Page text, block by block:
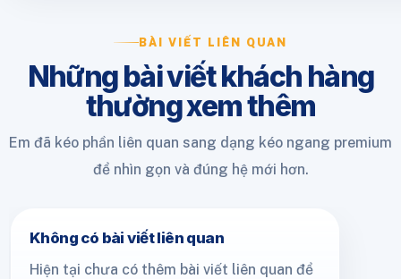
BÀI VIẾT LIÊN QUAN
Những bài viết khách hàng
thường xem thêm
Em đã kéo phần liên quan sang dạng kéo ngang premium
để nhìn gọn và đúng hệ mới hơn.
Không có bài viết liên quan
Hiện tại chưa có thêm bài viết liên quan để